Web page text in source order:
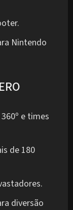
Nintendo
e times
de 180
diversão